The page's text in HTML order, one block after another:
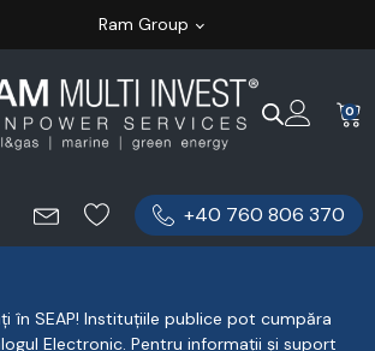
Ram Group
0
+40 760 806 370
în SEAP! Instituțiile publice pot cumpăra
Electronic. Pentru informații și suport